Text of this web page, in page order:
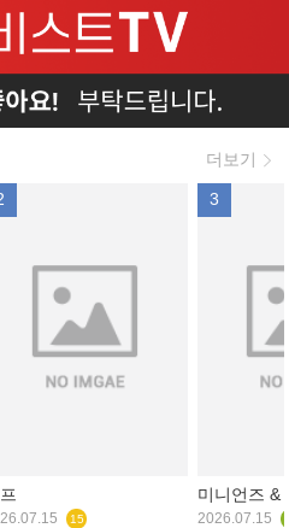
더보기
15
3
미니언즈 &
2026.07.15